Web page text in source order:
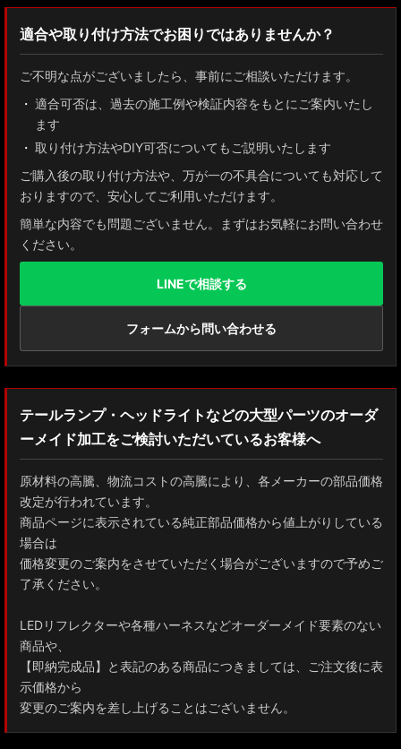
適合や取り付け方法でお困りではありませんか？
ご不明な点がございましたら、事前にご相談いただけます。
適合可否は、過去の施工例や検証内容をもとにご案内いたし
ます
取り付け方法やDIY可否についてもご説明いたします
ご購入後の取り付け方法や、万が一の不具合についても対応して
おりますので、安心してご利用いただけます。
簡単な内容でも問題ございません。まずはお気軽にお問い合わせ
ください。
LINEで相談する
フォームから問い合わせる
テールランプ・ヘッドライトなどの大型パーツのオーダ
ーメイド加工をご検討いただいているお客様へ
原材料の高騰、物流コストの高騰により、各メーカーの部品価格
改定が行われています。
商品ページに表示されている純正部品価格から値上がりしている
場合は
価格変更のご案内をさせていただく場合がございますので予めご
了承ください。
LEDリフレクターや各種ハーネスなどオーダーメイド要素のない
商品や、
【即納完成品】と表記のある商品につきましては、ご注文後に表
示価格から
変更のご案内を差し上げることはございません。